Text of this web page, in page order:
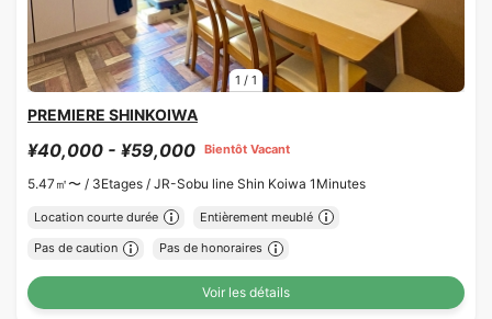
1 / 1
PREMIERE SHINKOIWA
¥40,000 - ¥59,000 Bientôt Vacant
5.47㎡〜 / 3Etages / JR-Sobu line Shin Koiwa 1Minutes
Location courte durée Entièrement meublé
Pas de caution Pas de honoraires
Voir les détails